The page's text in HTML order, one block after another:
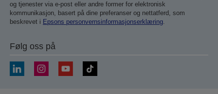
og tjenester via e-post eller andre former for elektronisk
kommunikasjon, basert på dine preferanser og nettatferd, som
beskrevet i Epsons personvernsinformasjonserklæring.
Følg oss på